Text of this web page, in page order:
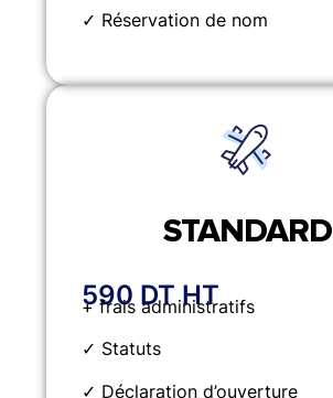
✓ Réservation de nom
STANDARD
590 DT HT
+ frais administratifs
✓ Statuts
✓ Déclaration d’ouverture